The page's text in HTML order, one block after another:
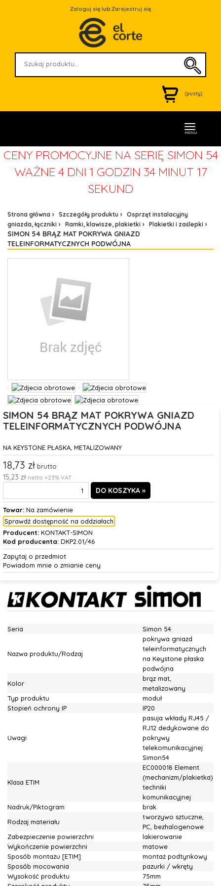
Zaloguj się lub Zarejestruj się
(pusty)
MENU
CENY PROMOCYJNE NA SERIĘ SIMON 54
WAŻNE 4 DNI 1 GODZIN 34 MINUT 17
SEKUND
Strona główna Szczegóły produktu
Osprzęt instalacyjny
gniazda, łączniki
Ramki, klawisze, plakietki Plakietki i zaślepki
SIMON 54 BRĄZ MAT POKRYWA GNIAZD
TELEINFORMATYCZNYCH PODWÓJNA
SIMON 54 BRĄZ MAT POKRYWA GNIAZD
TELEINFORMATYCZNYCH PODWÓJNA
NA KEYSTONE PŁASKA, METALIZOWANY
18,73 zł brutto
15,23 zł netto +23% VAT
Towar:Na zamówienie
Sprawdź dostępność na oddziałach
Producent:KONTAKT-SIMON
Kod producenta:DKP2.01/46
Zapytaj o przedmiot
Powiadom mnie o zmianie ceny
Seria Simon 54
Nazwa produktu/Rodzaj
pokrywa gniazd
teleinformatycznych
na Keystone płaska
podwójna
Kolor
brąz mat,
metalizowany
Typ produktu
moduł
Stopień ochrony IP
IP20
Uwagi
pasuja wkłady RJ45 /
RJ12 dedykowane do
pokrywy
telekomunikacyjnej
Simon54
Klasa ETIM
EC000018 Element
(mechanizm/plakietka)
techniki
komunikacyjnej
Nadruk/Piktogram
brak
Rodzaj materiału
tworzywo sztuczne,
PC, bezhalogenowe
Zabezpieczenie powierzchni
lakierowanie
Wykończenie powierzchni
matowe
Sposób montażu [ETIM]
montaż podtynkowy
Sposób mocowania
pazurki / wkręty
Wysokość produktu
75mm